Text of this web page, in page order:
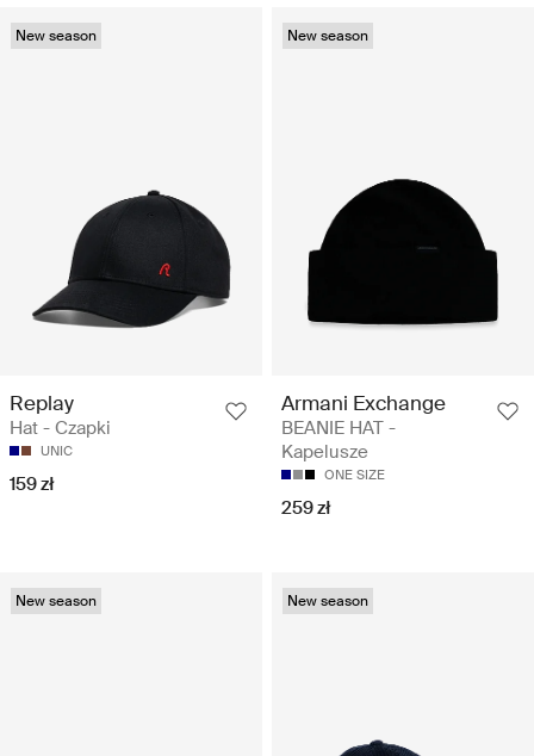
New season
Replay
Hat - Czapki
UNIC
159 zł
New season
Armani Exchange
BEANIE HAT -
Kapelusze
ONE SIZE
259 zł
New season New season